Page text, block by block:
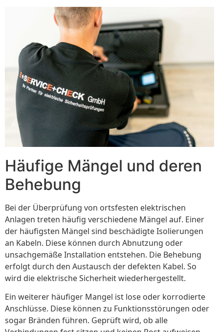
Häufige Mängel und deren
Behebung
Bei der Überprüfung von ortsfesten elektrischen
Anlagen treten häufig verschiedene Mängel auf. Einer
der häufigsten Mängel sind beschädigte Isolierungen
an Kabeln. Diese können durch Abnutzung oder
unsachgemäße Installation entstehen. Die Behebung
erfolgt durch den Austausch der defekten Kabel. So
wird die elektrische Sicherheit wiederhergestellt.
Ein weiterer häufiger Mangel ist lose oder korrodierte
Anschlüsse. Diese können zu Funktionsstörungen oder
sogar Bränden führen. Geprüft wird, ob alle